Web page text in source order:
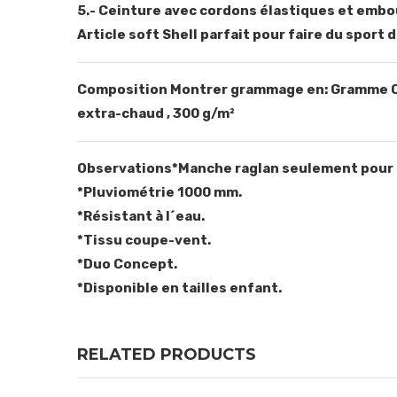
5.- Ceinture avec cordons élastiques et
Article soft Shell parfait pour faire du sport
Composition Montrer grammage en: Gramme
extra-chaud , 300 g/m²
Observations*Manche raglan seulement pour
*Pluviométrie 1000 mm.
*Résistant à l´eau.
*Tissu coupe-vent.
*Duo Concept.
*Disponible en tailles enfant.
RELATED PRODUCTS